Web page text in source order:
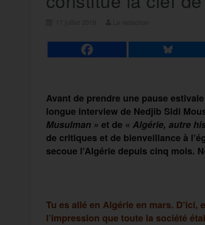
Avant de prendre une pause
longue interview de Nedjib Sidi
Musulman » et de « Algérie, autre
de critiques et de bienveillance à
secoue l’Algérie depuis cinq mois.
Tu es allé en Algérie en mars.
l’impression que toute la société